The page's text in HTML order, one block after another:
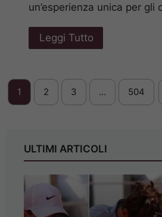
un’esperienza unica per gli
Leggi Tutto
1 2 3 … 504
ULTIMI ARTICOLI